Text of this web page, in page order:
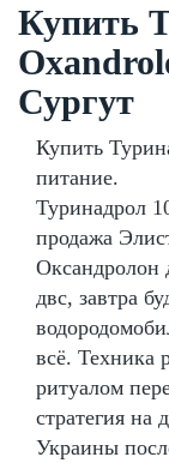
Купить
Сургут
Купить
питание.
Туринадрол
продажа
Оксандролон
двс, завтра
всё. Техника
ритуалом
стратегия на
Украины